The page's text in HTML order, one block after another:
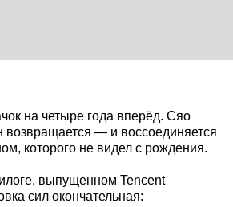
на четыре года вперёд. Сяо
— и воссоединяется
которого не видел с рождения.
выпущенном Tencent
сил окончательная: